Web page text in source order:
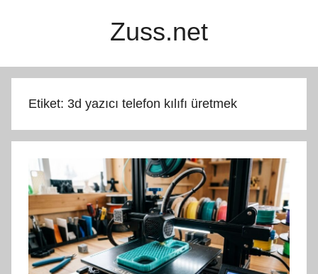
Zuss.net
Etiket: 3d yazıcı telefon kılıfı üretmek